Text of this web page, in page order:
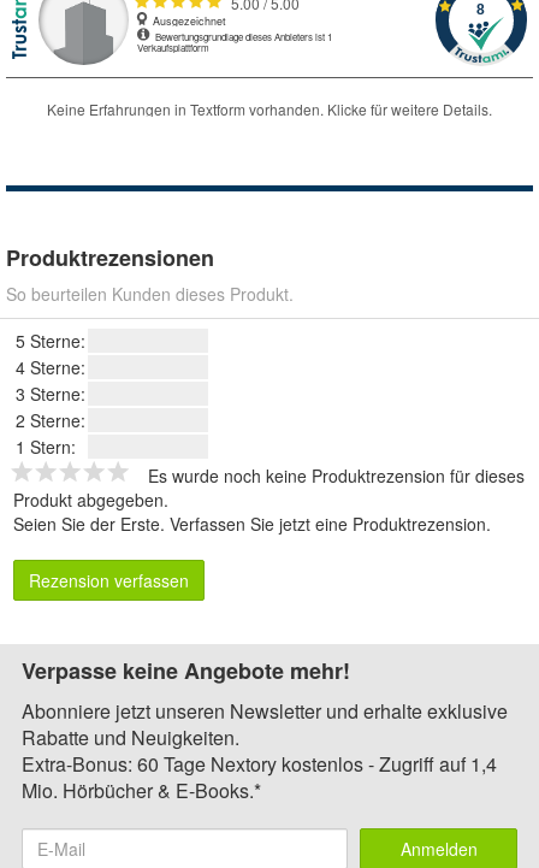
Produktrezensionen
So beurteilen Kunden dieses Produkt.
5 Sterne:
4 Sterne:
3 Sterne:
2 Sterne:
1 Stern:
Es wurde noch keine Produktrezension für dieses
Produkt abgegeben.
Seien Sie der Erste. Verfassen Sie jetzt eine Produktrezension.
Rezension verfassen
Verpasse keine Angebote mehr!
Abonniere jetzt unseren Newsletter und erhalte exklusive
Rabatte und Neuigkeiten.
Extra-Bonus: 60 Tage Nextory kostenlos - Zugriff auf 1,4
Mio. Hörbücher & E-Books.*
Anmelden